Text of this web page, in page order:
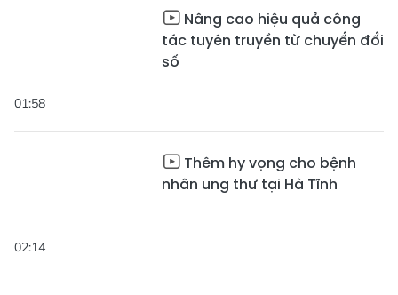
01:58
Nâng cao hiệu quả công
tác tuyên truyền từ chuyển đổi
số
02:14
Thêm hy vọng cho bệnh
nhân ung thư tại Hà Tĩnh